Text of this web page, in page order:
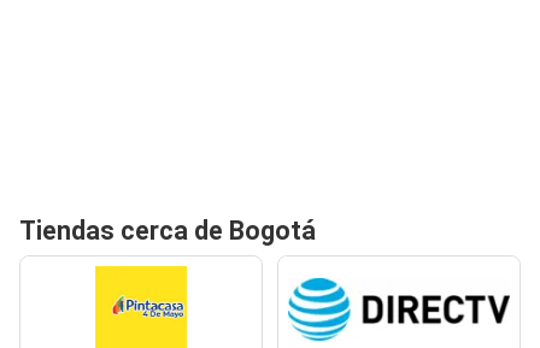
Tiendas cerca de Bogotá